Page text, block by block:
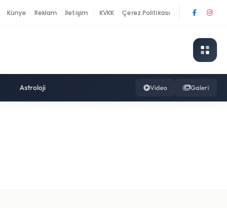
Künye Reklam İletişim KVKK Çerez Politikası
Astroloji Video Galeri